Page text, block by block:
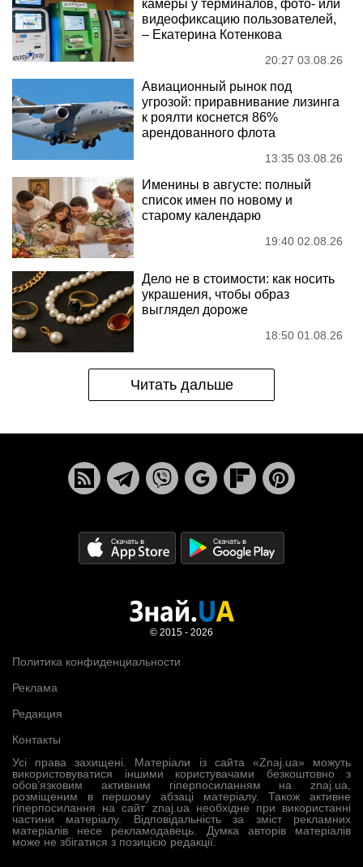
камеры у терминалов, фото- или
видеофиксацию пользователей,
– Екатерина Котенкова
20:27 03.08.26
Авиационный рынок под
угрозой: приравнивание лизинга
к роялти коснется 86%
арендованного флота
13:35 03.08.26
Именины в августе: полный
список имен по новому и
старому календарю
19:40 02.08.26
Дело не в стоимости: как носить
украшения, чтобы образ
выглядел дороже
18:50 01.08.26
Читать дальше
Усі права захищені. Матеріали із сайта «Znaj.ua» можуть
використовуватися іншими користувачами безкоштовно з
обов’язковим активним гіперпосиланням на znaj.ua,
розміщеним в першому абзаці матеріалу. Також активне
гіперпосилання на сайт znaj.ua необхідне при використанні
частини матеріалу. Відповідальність за зміст рекламних
матеріалів несе рекламодавець. Думка авторів матеріалів
може не збігатися з позицією редакції.
Политика конфиденциальности
Реклама
Редакция
Контакты
© 2015 - 2026